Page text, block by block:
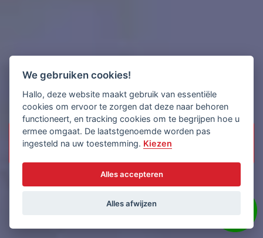
We gebruiken cookies!
Hallo, deze website maakt gebruik van essentiële
cookies om ervoor te zorgen dat deze naar behoren
functioneert, en tracking cookies om te begrijpen hoe u
ermee omgaat. De laatstgenoemde worden pas
ingesteld na uw toestemming. Kiezen
Alles accepteren
Alles afwijzen